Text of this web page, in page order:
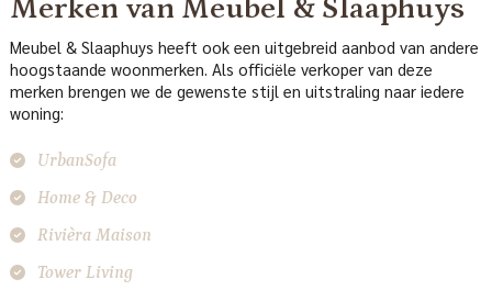
Merken van Meubel & Slaaphuys
Meubel & Slaaphuys heeft ook een uitgebreid aanbod van andere
hoogstaande woonmerken. Als officiële verkoper van deze
merken brengen we de gewenste stijl en uitstraling naar iedere
woning:
UrbanSofa
Home & Deco
Rivièra Maison
Tower Living